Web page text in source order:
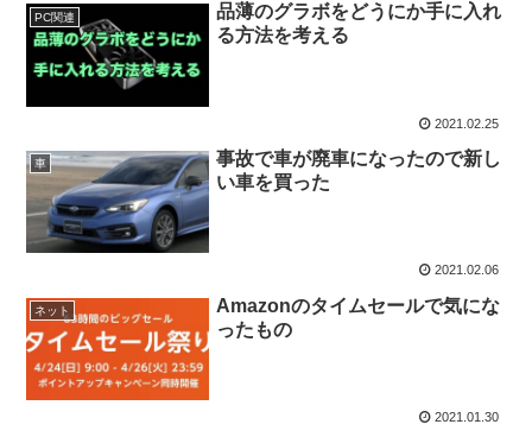
PC関連
品薄のグラボをどうにか手に入れ
る方法を考える
2021.02.25
車
事故で車が廃車になったので新し
い車を買った
2021.02.06
ネット
Amazonのタイムセールで気にな
ったもの
2021.01.30